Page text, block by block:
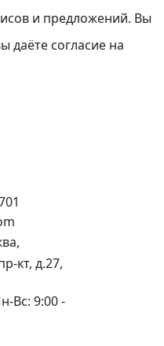
и предложений. Вы
даёте согласие на
кт, д.27,
Вс: 9:00 -